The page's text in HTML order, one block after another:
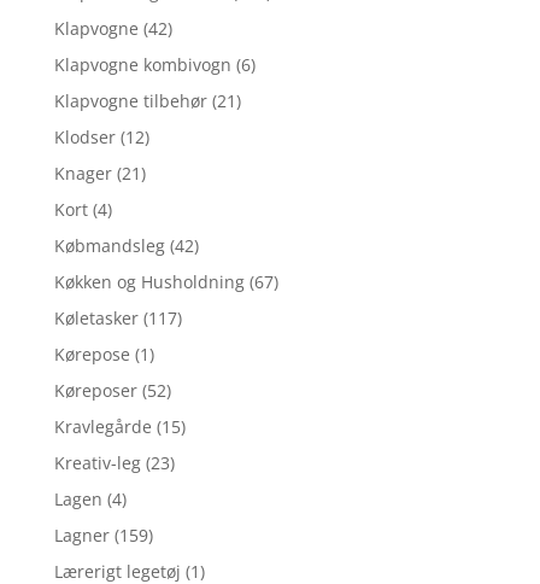
Klapvogne (42)
Klapvogne kombivogn (6)
Klapvogne tilbehør (21)
Klodser (12)
Knager (21)
Kort (4)
Købmandsleg (42)
Køkken og Husholdning (67)
Køletasker (117)
Kørepose (1)
Køreposer (52)
Kravlegårde (15)
Kreativ-leg (23)
Lagen (4)
Lagner (159)
Lærerigt legetøj (1)